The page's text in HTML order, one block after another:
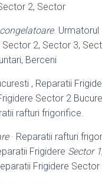
2, Sector
congelatoare.
Sector 2, Sector 3,
Berceni
, Reparatii
Sector 2
rafturi frigorifice.
· Reparatii rafturi
Frigidere Sector 1
Frigidere Sector